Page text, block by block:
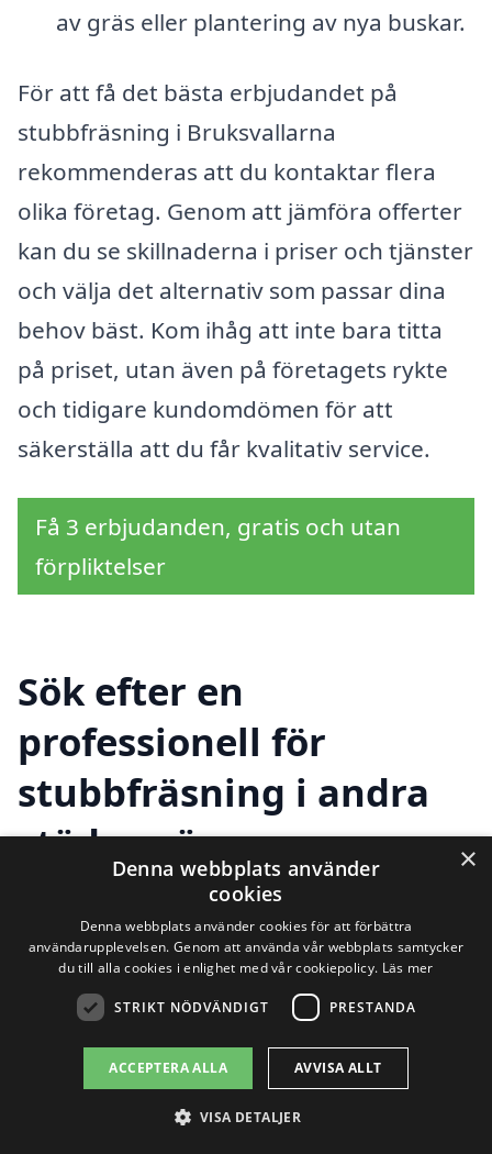
av gräs eller plantering av nya buskar.
För att få det bästa erbjudandet på
stubbfräsning i Bruksvallarna
rekommenderas att du kontaktar flera
olika företag. Genom att jämföra offerter
kan du se skillnaderna i priser och tjänster
och välja det alternativ som passar dina
behov bäst. Kom ihåg att inte bara titta
på priset, utan även på företagets rykte
och tidigare kundomdömen för att
säkerställa att du får kvalitativ service.
Få 3 erbjudanden, gratis och utan
förpliktelser
Sök efter en
professionell för
stubbfräsning i andra
städer nära
Bruksvallarna
Att hitta hjälp för stubbfräsning i
Bruksvallarna och omkringliggande
områden behöver inte vara komplicerat.
Oavsett om du har en större
×
Denna webbplats använder
cookies
Denna webbplats använder cookies för att förbättra
användarupplevelsen. Genom att använda vår webbplats samtycker
du till alla cookies i enlighet med vår cookiepolicy. Läs mer
STRIKT NÖDVÄNDIGT PRESTANDA
ACCEPTERA ALLA AVVISA ALLT
VISA DETALJER